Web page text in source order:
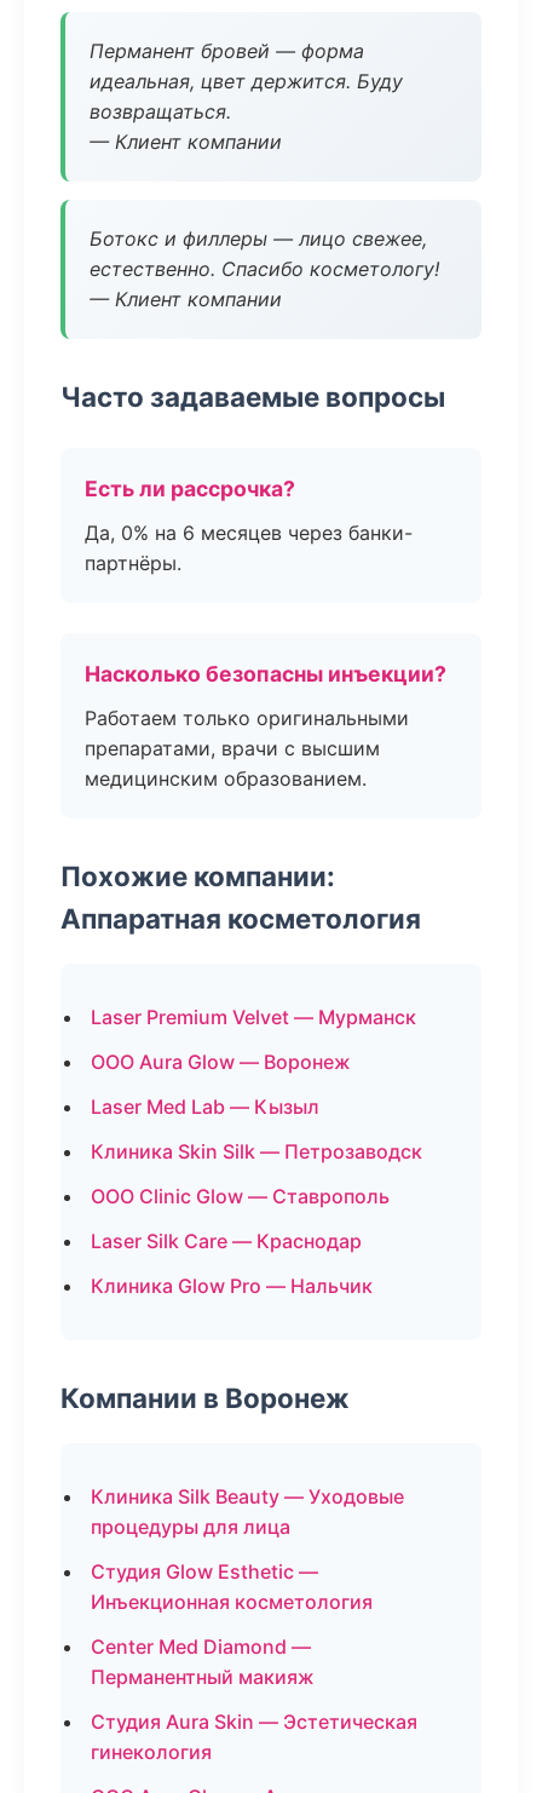
Перманент бровей — форма
идеальная, цвет держится. Буду
возвращаться.
— Клиент компании
Ботокс и филлеры — лицо свежее,
естественно. Спасибо косметологу!
— Клиент компании
Часто задаваемые вопросы
Есть ли рассрочка?
Да, 0% на 6 месяцев через банки-
партнёры.
Насколько безопасны инъекции?
Работаем только оригинальными
препаратами, врачи с высшим
медицинским образованием.
Похожие компании:
Аппаратная косметология
Laser Premium Velvet — Мурманск
ООО Aura Glow — Воронеж
Laser Med Lab — Кызыл
Клиника Skin Silk — Петрозаводск
ООО Clinic Glow — Ставрополь
Laser Silk Care — Краснодар
Клиника Glow Pro — Нальчик
Компании в Воронеж
Клиника Silk Beauty — Уходовые
процедуры для лица
Студия Glow Esthetic —
Инъекционная косметология
Center Med Diamond —
Перманентный макияж
Студия Aura Skin — Эстетическая
гинекология